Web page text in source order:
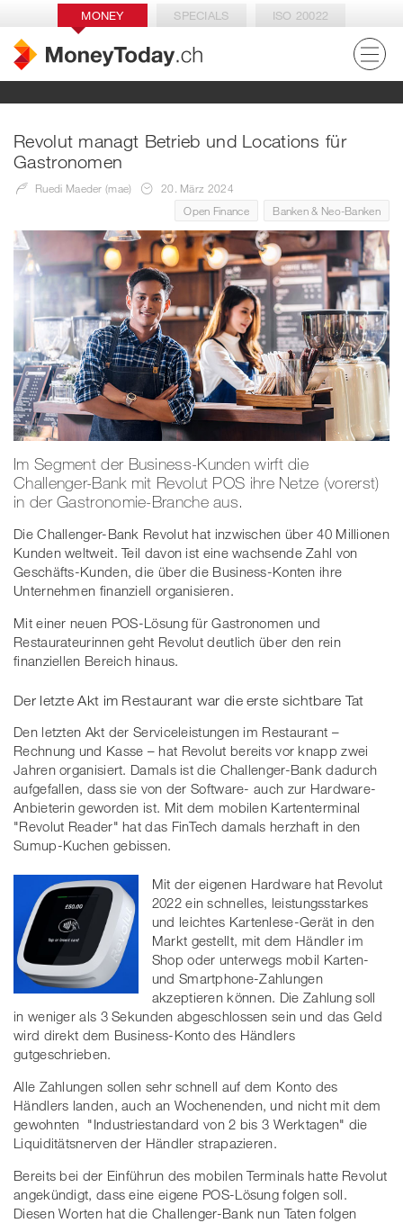
MONEY SPECIALS ISO 20022
Revolut managt Betrieb und Locations für
Gastronomen
Ruedi Maeder (mae)
20. März 2024
Open Finance
Banken & Neo-Banken
Im Segment der Business-Kunden wirft die
Challenger-Bank mit Revolut POS ihre Netze (vorerst)
in der Gastronomie-Branche aus.
Die Challenger-Bank Revolut hat inzwischen über 40 Millionen
Kunden weltweit. Teil davon ist eine wachsende Zahl von
Geschäfts-Kunden, die über die Business-Konten ihre
Unternehmen finanziell organisieren.
Mit einer neuen POS-Lösung für Gastronomen und
Restaurateurinnen geht Revolut deutlich über den rein
finanziellen Bereich hinaus.
Der letzte Akt im Restaurant war die erste sichtbare Tat
Den letzten Akt der Serviceleistungen im Restaurant –
Rechnung und Kasse – hat Revolut bereits vor knapp zwei
Jahren organisiert. Damals ist die Challenger-Bank dadurch
aufgefallen, dass sie von der Software- auch zur Hardware-
Anbieterin geworden ist. Mit dem mobilen Kartenterminal
"Revolut Reader" hat das FinTech damals herzhaft in den
Sumup-Kuchen gebissen.
Mit der eigenen Hardware hat Revolut
2022 ein schnelles, leistungsstarkes
und leichtes Kartenlese-Gerät in den
Markt gestellt, mit dem Händler im
Shop oder unterwegs mobil Karten-
und Smartphone-Zahlungen
akzeptieren können. Die Zahlung soll
in weniger als 3 Sekunden abgeschlossen sein und das Geld
wird direkt dem Business-Konto des Händlers
gutgeschrieben.
Alle Zahlungen sollen sehr schnell auf dem Konto des
Händlers landen, auch an Wochenenden, und nicht mit dem
gewohnten "Industriestandard von 2 bis 3 Werktagen" die
Liquiditätsnerven der Händler strapazieren.
Bereits bei der Einführun des mobilen Terminals hatte Revolut
angekündigt, dass eine eigene POS-Lösung folgen soll.
Diesen Worten hat die Challenger-Bank nun Taten folgen